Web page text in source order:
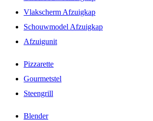
Vlakscherm Afzuigkap
Schouwmodel Afzuigkap
Afzuigunit
Pizzarette
Gourmetstel
Steengrill
Blender